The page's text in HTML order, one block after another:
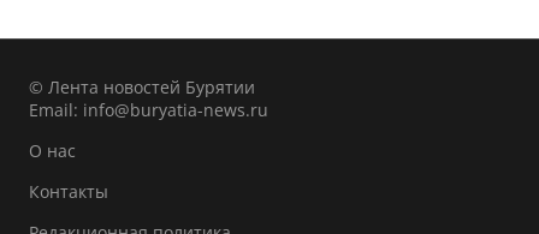
© Лента новостей Бурятии
Email: info@buryatia-news.ru
О нас
Контакты